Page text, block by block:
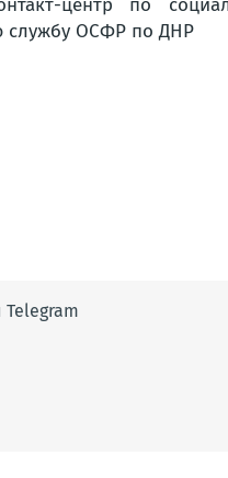
центр по
службу ОСФР по ДНР